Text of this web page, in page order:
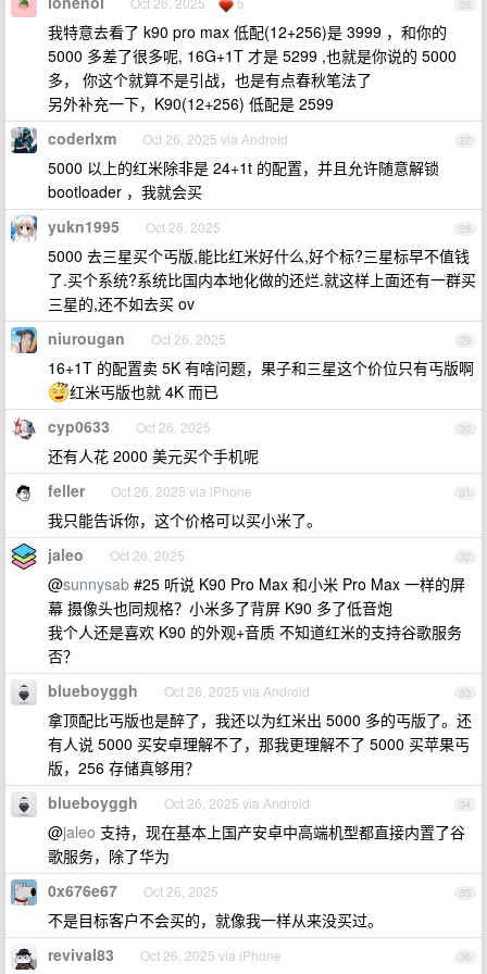
26
我特意去看了 k90 pro max 低配(12+256)是 3999 ，和你的
5000 多差了很多呢, 16G+1T 才是 5299 ,也就是你说的 5000
多， 你这个就算不是引战，也是有点春秋笔法了
另外补充一下，K90(12+256) 低配是 2599
27
coderlxm Oct 26, 2025 via Android
5000 以上的红米除非是 24+1t 的配置，并且允许随意解锁
bootloader ，我就会买
28
yukn1995 Oct 26, 2025
5000 去三星买个丐版,能比红米好什么,好个标?三星标早不值钱
了.买个系统?系统比国内本地化做的还烂.就这样上面还有一群买
三星的,还不如去买 ov
29
niurougan Oct 26, 2025
16+1T 的配置卖 5K 有啥问题，果子和三星这个价位只有丐版啊
红米丐版也就 4K 而已
30
cyp0633 Oct 26, 2025
还有人花 2000 美元买个手机呢
31
feller Oct 26, 2025 via iPhone
我只能告诉你，这个价格可以买小米了。
32
jaleo Oct 26, 2025
@sunnysab #25 听说 K90 Pro Max 和小米 Pro Max 一样的屏
幕 摄像头也同规格？小米多了背屏 K90 多了低音炮
我个人还是喜欢 K90 的外观+音质 不知道红米的支持谷歌服务
否？
33
blueboyggh Oct 26, 2025 via Android
拿顶配比丐版也是醉了，我还以为红米出 5000 多的丐版了。还
有人说 5000 买安卓理解不了，那我更理解不了 5000 买苹果丐
版，256 存储真够用？
34
blueboyggh Oct 26, 2025 via Android
@jaleo 支持，现在基本上国产安卓中高端机型都直接内置了谷
歌服务，除了华为
35
0x676e67 Oct 26, 2025
不是目标客户不会买的，就像我一样从来没买过。
36
revival83 Oct 26, 2025 via iPhone